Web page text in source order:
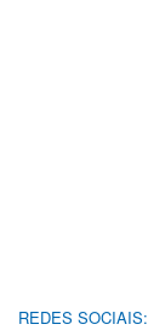
REDES SOCIAIS: